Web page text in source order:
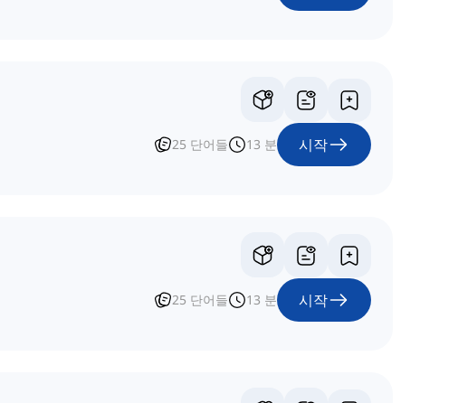
25 단어들 13 분 시작
25 단어들 13 분 시작